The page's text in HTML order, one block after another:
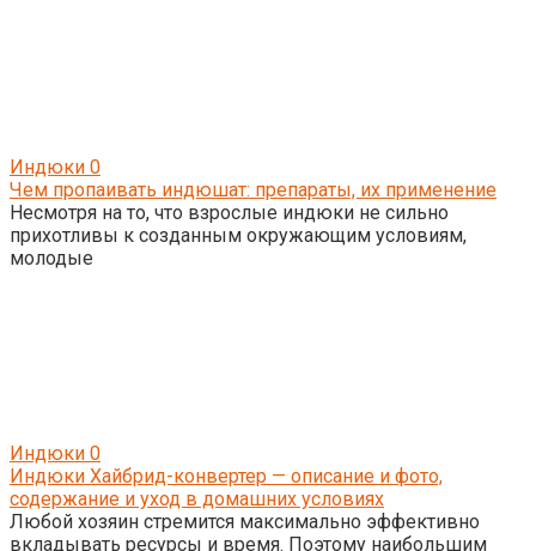
Индюки 0
Чем пропаивать индюшат: препараты, их применение
Несмотря на то, что взрослые индюки не сильно
прихотливы к созданным окружающим условиям,
молодые
Индюки 0
Индюки Хайбрид-конвертер — описание и фото,
содержание и уход в домашних условиях
Любой хозяин стремится максимально эффективно
вкладывать ресурсы и время. Поэтому наибольшим